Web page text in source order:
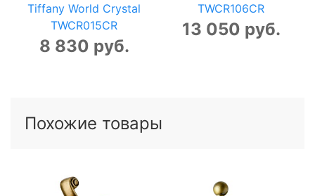
Tiffany World Crystal
TWCR015CR
8 830 руб.
TWCR106CR
13 050 руб.
Похожие товары